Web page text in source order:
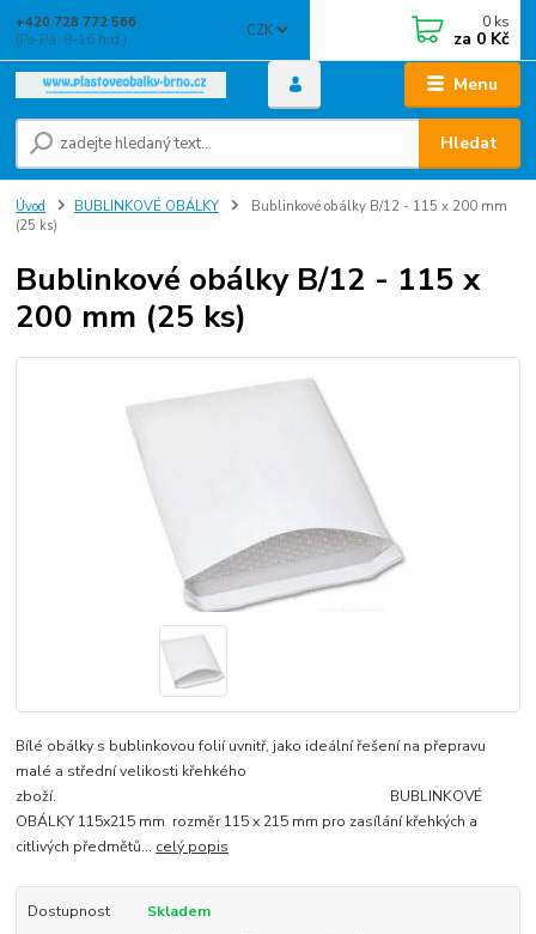
Menu
CZK
Hledat
+420 728 772 566
(Po-Pá, 8-16 hod.)
0 ks
za 0 Kč
Úvod BUBLINKOVÉ OBÁLKY
Bublinkové obálky B/12 - 115 x 200 mm
(25 ks)
Bublinkové obálky B/12 - 115 x
200 mm (25 ks)
Bílé obálky s bublinkovou folií uvnitř, jako ideální řešení na přepravu
malé a střední velikosti křehkého
zboží. BUBLINKOVÉ
OBÁLKY 115x215 mm rozměr 115 x 215 mm pro zasílání křehkých a
citlivých předmětů... celý popis
Dostupnost
Skladem